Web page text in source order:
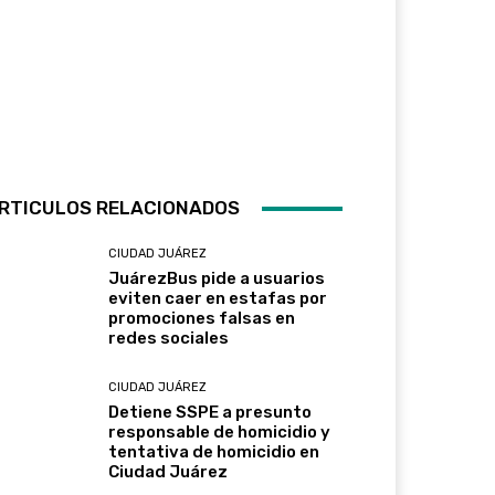
RELACIONADOS
CIUDAD JUÁREZ
JuárezBus pide a usuarios
eviten caer en estafas por
promociones falsas en
redes sociales
CIUDAD JUÁREZ
Detiene SSPE a presunto
responsable de homicidio y
tentativa de homicidio en
Ciudad Juárez